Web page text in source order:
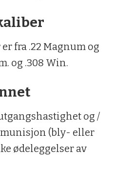
fra .22 Magnum og
og .308 Win.
og /
(bly- eller
ødeleggelser av